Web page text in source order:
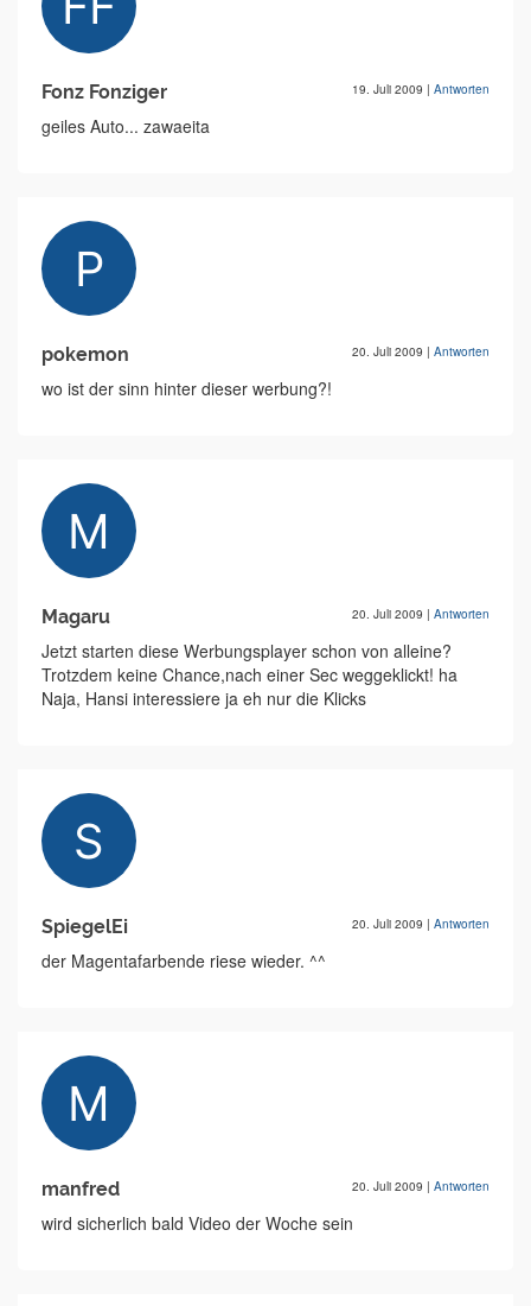
Fonz Fonziger 19. Juli 2009 | Antworten
geiles Auto... zawaeita
pokemon 20. Juli 2009 | Antworten
wo ist der sinn hinter dieser werbung?!
Magaru 20. Juli 2009 | Antworten
Jetzt starten diese Werbungsplayer schon von alleine?
Trotzdem keine Chance,nach einer Sec weggeklickt! ha
Naja, Hansi interessiere ja eh nur die Klicks
SpiegelEi 20. Juli 2009 | Antworten
der Magentafarbende riese wieder. ^^
manfred 20. Juli 2009 | Antworten
wird sicherlich bald Video der Woche sein